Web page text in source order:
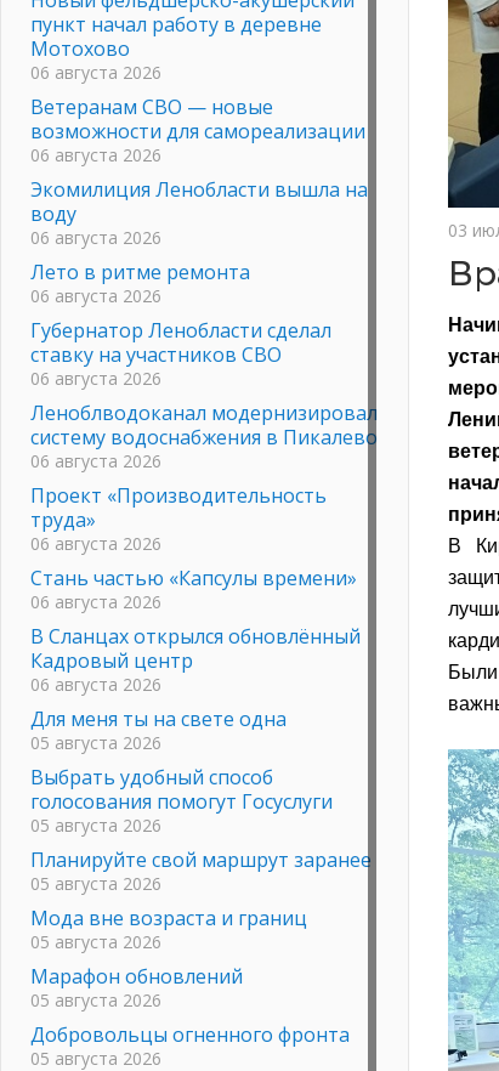
03
В
пункт начал работу в деревне
Мотохово
06 августа 2026
Ветеранам СВО — новые
возможности для самореализации
06 августа 2026
Экомилиция Ленобласти вышла на
воду
06 августа 2026
Лето в ритме ремонта
06 августа 2026
Губернатор Ленобласти сделал
ставку на участников СВО
06 августа 2026
Леноблводоканал модернизировал
систему водоснабжения в Пикалево
06 августа 2026
Проект «Производительность
труда»
06 августа 2026
Стань частью «Капсулы времени»
06 августа 2026
В Сланцах открылся обновлённый
Кадровый центр
06 августа 2026
Для меня ты на свете одна
05 августа 2026
Выбрать удобный способ
голосования помогут Госуслуги
05 августа 2026
Планируйте свой маршрут заранее
05 августа 2026
Мода вне возраста и границ
05 августа 2026
Марафон обновлений
05 августа 2026
Добровольцы огненного фронта
05 августа 2026